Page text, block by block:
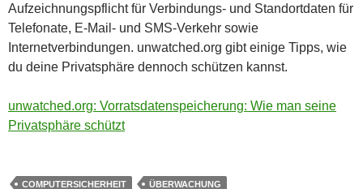
Aufzeichnungspflicht für Verbindungs- und Standortdaten für
Telefonate, E-Mail- und SMS-Verkehr sowie
Internetverbindungen. unwatched.org gibt einige Tipps, wie
du deine Privatsphäre dennoch schützen kannst.
unwatched.org: Vorratsdatenspeicherung: Wie man seine
Privatsphäre schützt
COMPUTERSICHERHEIT
ÜBERWACHUNG